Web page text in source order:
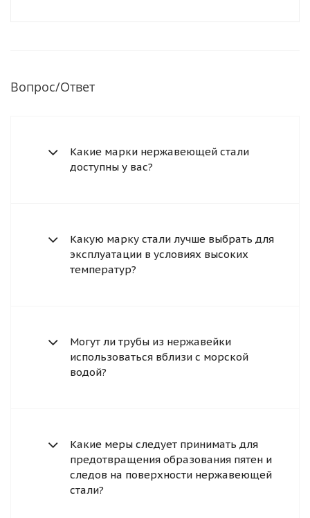
Вопрос/Ответ
Какие марки нержавеющей стали
доступны у вас?
Какую марку стали лучше выбрать для
эксплуатации в условиях высоких
температур?
Могут ли трубы из нержавейки
использоваться вблизи с морской
водой?
Какие меры следует принимать для
предотвращения образования пятен и
следов на поверхности нержавеющей
стали?